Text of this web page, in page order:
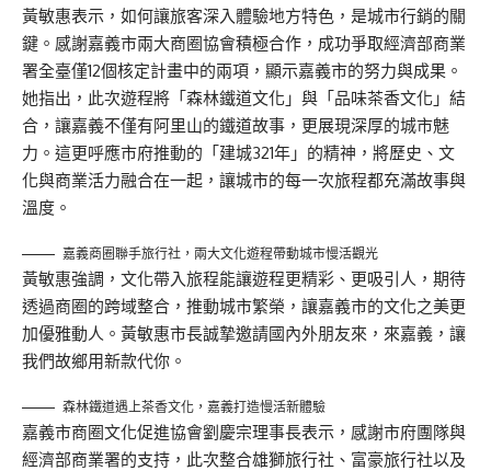
黃敏惠表示，如何讓旅客深入體驗地方特色，是城市行銷的關
鍵。感謝嘉義市兩大商圈協會積極合作，成功爭取經濟部商業
署全臺僅12個核定計畫中的兩項，顯示嘉義市的努力與成果。
她指出，此次遊程將「森林鐵道文化」與「品味茶香文化」結
合，讓嘉義不僅有阿里山的鐵道故事，更展現深厚的城市魅
力。這更呼應市府推動的「建城321年」的精神，將歷史、文
化與商業活力融合在一起，讓城市的每一次旅程都充滿故事與
溫度。
嘉義商圈聯手旅行社，兩大文化遊程帶動城市慢活觀光
黃敏惠強調，文化帶入旅程能讓遊程更精彩、更吸引人，期待
透過商圈的跨域整合，推動城市繁榮，讓嘉義市的文化之美更
加優雅動人。黃敏惠市長誠摯邀請國內外朋友來，來嘉義，讓
我們故鄉用新款代你。
森林鐵道遇上茶香文化，嘉義打造慢活新體驗
嘉義市商圈文化促進協會劉慶宗理事長表示，感謝市府團隊與
經濟部商業署的支持，此次整合雄獅旅行社、富豪旅行社以及